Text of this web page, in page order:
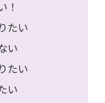
！
たい
い
たい
い